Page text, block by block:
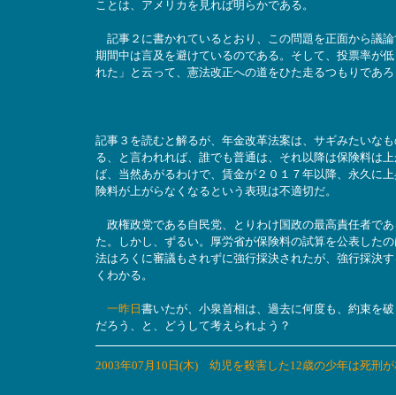
ことは、アメリカを見れば明らかである。
記事２に書かれているとおり、この問題を正面から議
期間中は言及を避けているのである。そして、投票率が
れた」と云って、憲法改正への道をひた走るつもりであ
記事３を読むと解るが、年金改革法案は、サギみたいな
る、と言われれば、誰でも普通は、それ以降は保険料は
ば、当然あがるわけで、賃金が２０１７年以降、永久に
険料が上がらなくなるという表現は不適切だ。
政権政党である自民党、とりわけ国政の最高責任者で
た。しかし、ずるい。厚労省が保険料の試算を公表した
法はろくに審議もされずに強行採決されたが、強行採決
くわかる。
一昨日 書いたが、小泉首相は、過去に何度も、約束を
だろう、と、どうして考えられよう？
2003年07月10日(木) 幼児を殺害した12歳の少年は死刑